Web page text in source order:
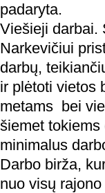
padaryta.
Viešieji darbai.
Narkevičiui
darbų,
ir plėtoti vietos
metams bei
šiemet
minimalus
Darbo birža,
nuo visų